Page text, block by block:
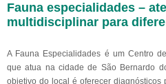
Fauna especialidades –
multidisciplinar para
A Fauna Especialidades é um Centro
que atua na cidade de São Bernardo
objetivo do local é oferecer diagnósticos